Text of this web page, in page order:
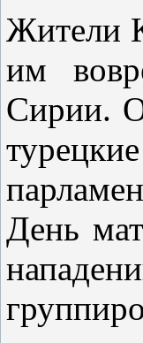
Жители
им
Сирии.
День